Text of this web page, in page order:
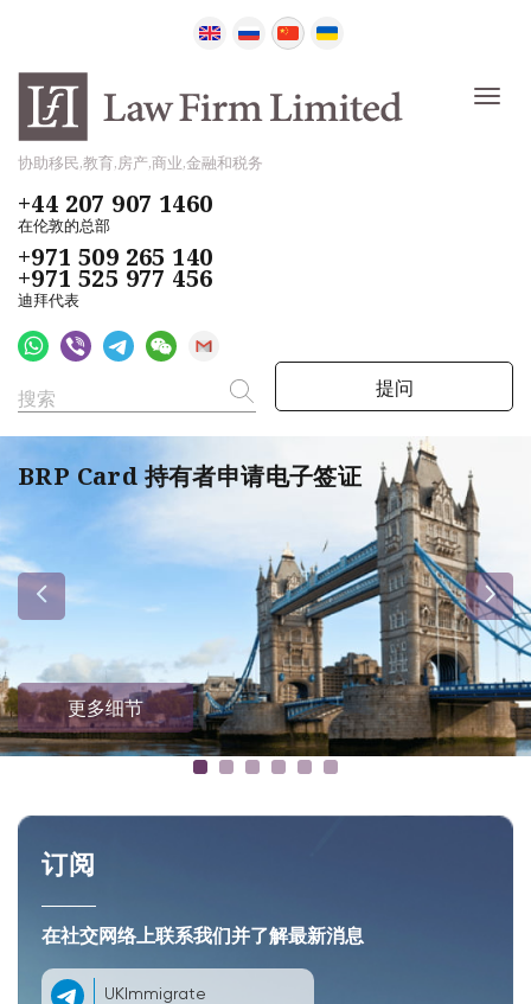
协助移民,教育,房产,商业,金融和税务
+44 207 907 1460
在伦敦的总部
+971 509 265 140
+971 525 977 456
迪拜代表
提问
BRP Card 持有者申请电子签证
更多细节
订阅
在社交网络上联系我们并了解最新消息
UKImmigrate